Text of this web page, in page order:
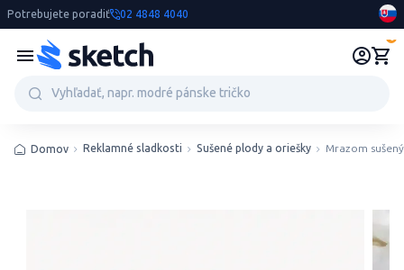
Potrebujete poradiť 02 4848 4040
Domov Reklamné sladkosti Sušené plody a oriešky Mrazom